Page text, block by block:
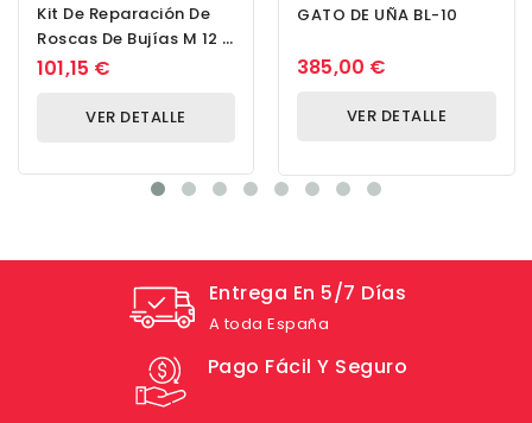
Kit De Reparación De
Roscas De Bujías M 12 X
1,25
101,15 €
VER DETALLE
GATO DE UÑA BL-10
385,00 €
VER DETALLE
Entrega En 5/7 Días
A toda España
Pago Fácil Y Seguro